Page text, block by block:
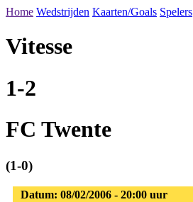
Home Wedstrijden Kaarten/Goals Spelers
Vitesse
1-2
FC Twente
(1-0)
Datum: 08/02/2006 - 20:00 uur